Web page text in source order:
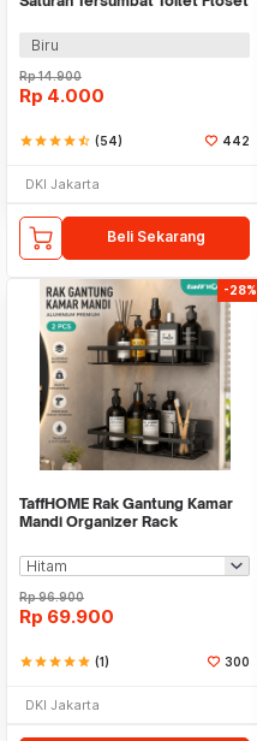
Biru
Rp14.900
Rp 4.000
starstarstarstarstar_half (54) 442
DKI Jakarta
Beli Sekarang
-28%
TaffHOME Rak Gantung Kamar
Mandi Organizer Rack
Rp96.900
Rp 69.900
starstarstarstarstar (1) 300
DKI Jakarta